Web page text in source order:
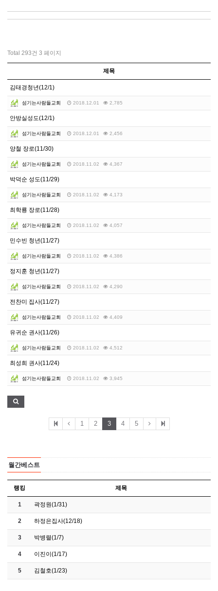
Total 293건 3 페이지
제목
김태경청년(12/1)
섬기는사람들교회 2018.12.01 2,785
안방실성도(12/1)
섬기는사람들교회 2018.12.01 2,456
양철 장로(11/30)
섬기는사람들교회 2018.11.02 4,367
박덕순 성도(11/29)
섬기는사람들교회 2018.11.02 4,173
최학룡 장로(11/28)
섬기는사람들교회 2018.11.02 4,057
민수빈 청년(11/27)
섬기는사람들교회 2018.11.02 4,386
정지훈 청년(11/27)
섬기는사람들교회 2018.11.02 4,290
전찬미 집사(11/27)
섬기는사람들교회 2018.11.02 4,409
유귀순 권사(11/26)
섬기는사람들교회 2018.11.02 4,512
최성희 권사(11/24)
섬기는사람들교회 2018.11.02 3,945
1 2 3 4 5
월간베스트
랭킹 제목
1 곽정원(1/31)
2 하정은집사(12/18)
3 박병렬(1/7)
4 이진이(1/17)
5 김철호(1/23)